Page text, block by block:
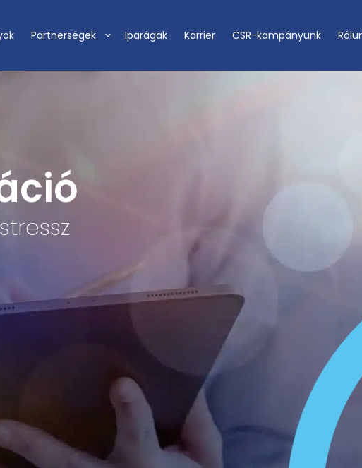
Partnerségek Iparágak Karrier CSR-kampányunk